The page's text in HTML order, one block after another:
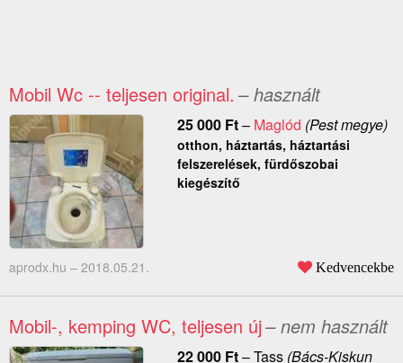
Mobil Wc -- teljesen original. – használt
25 000 Ft– Maglód (Pest megye)
otthon, háztartás, háztartási
felszerelések, fürdőszobai
kiegészítő
aprodx.hu – 2018.05.21. Kedvencekbe
Mobil-, kemping WC, teljesen új– nem használt
22 000 Ft–Tass(Bács-Kiskun